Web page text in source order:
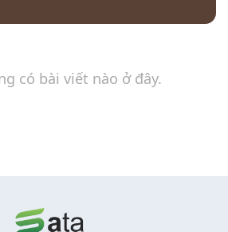
có bài viết nào ở đây.